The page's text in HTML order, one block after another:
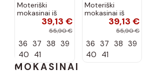
Moteriški
mokasinai iš
dirbtinės
zomšos, rudos
39,13 €
55,90 €
36 37 38 39
40 41
Moteriški
mokasinai iš
dirbtinės
zomšos, molio
39,13 €
55,90 €
36 37 38 39
40 41
MOKASINAI